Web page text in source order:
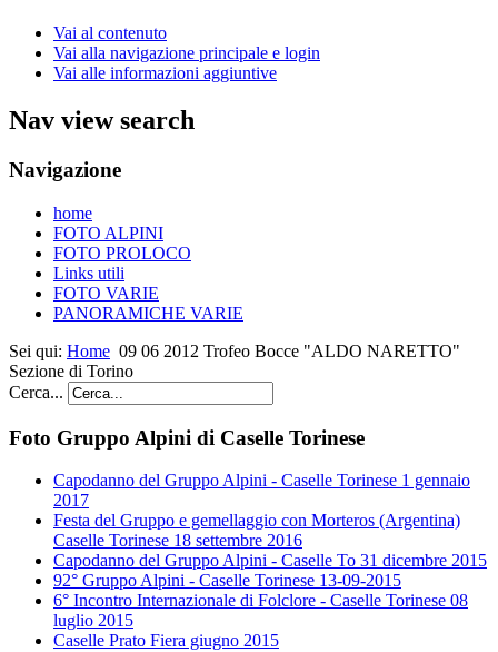
Vai al contenuto
Vai alla navigazione principale e login
Vai alle informazioni aggiuntive
Nav view search
Navigazione
home
FOTO ALPINI
FOTO PROLOCO
Links utili
FOTO VARIE
PANORAMICHE VARIE
Sei qui: Home 09 06 2012 Trofeo Bocce "ALDO NARETTO"
Sezione di Torino
Cerca...
Foto Gruppo Alpini di Caselle Torinese
Capodanno del Gruppo Alpini - Caselle Torinese 1 gennaio
2017
Festa del Gruppo e gemellaggio con Morteros (Argentina)
Caselle Torinese 18 settembre 2016
Capodanno del Gruppo Alpini - Caselle To 31 dicembre 2015
92° Gruppo Alpini - Caselle Torinese 13-09-2015
6° Incontro Internazionale di Folclore - Caselle Torinese 08
luglio 2015
Caselle Prato Fiera giugno 2015